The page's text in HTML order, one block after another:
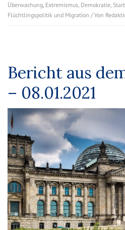
Überwachung Extremismus Demokratie
Flüchtlingspolitik und Migration / Von
Bericht aus
– 08.01.2021